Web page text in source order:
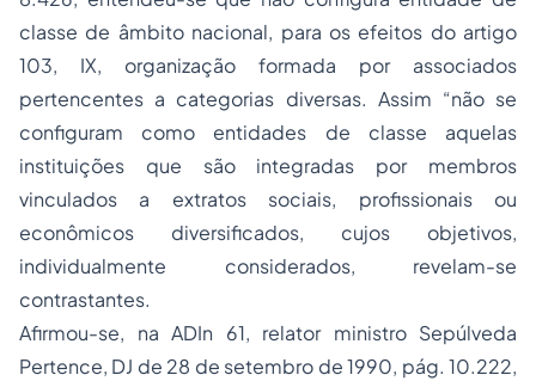
classe de âmbito nacional, para os efeitos do artigo
103, IX, organização formada por associados
pertencentes a categorias diversas. Assim “não se
configuram como entidades de classe aquelas
instituições que são integradas por membros
vinculados a extratos sociais, profissionais ou
econômicos diversificados, cujos objetivos,
individualmente considerados, revelam-se
contrastantes.
Afirmou-se, na ADIn 61, relator ministro Sepúlveda
Pertence, DJ de 28 de setembro de 1990, pág. 10.222,